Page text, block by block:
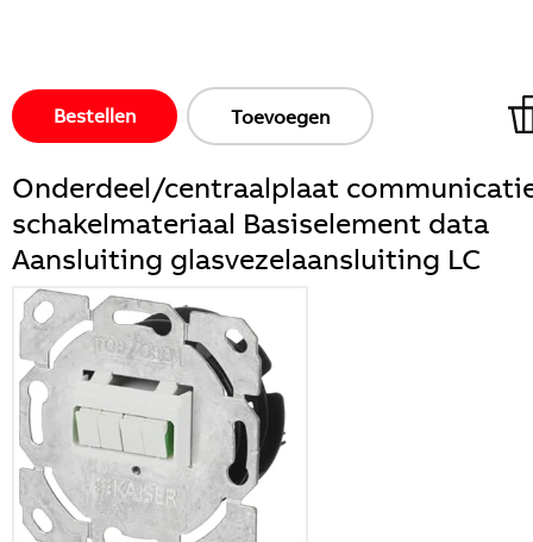
Bestellen Toevoegen
Onderdeel/centraalplaat
schakelmateriaal Basiselement data
Aansluiting glasvezelaansluiting LC